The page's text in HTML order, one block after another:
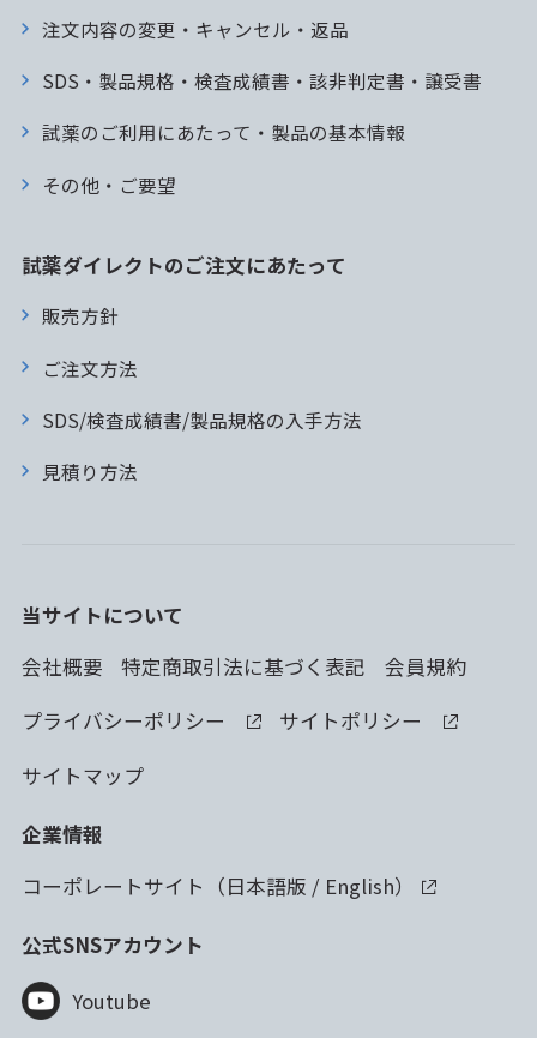
注文内容の変更・キャンセル・返品
SDS・製品規格・検査成績書・該非判定書・譲受書
試薬のご利用にあたって・製品の基本情報
その他・ご要望
試薬ダイレクトのご注文にあたって
販売方針
ご注文方法
SDS/検査成績書/製品規格の入手方法
見積り方法
当サイトについて
会社概要
特定商取引法に基づく表記
会員規約
プライバシーポリシー
サイトポリシー
サイトマップ
企業情報
コーポレートサイト（日本語版 / English）
公式SNSアカウント
Youtube